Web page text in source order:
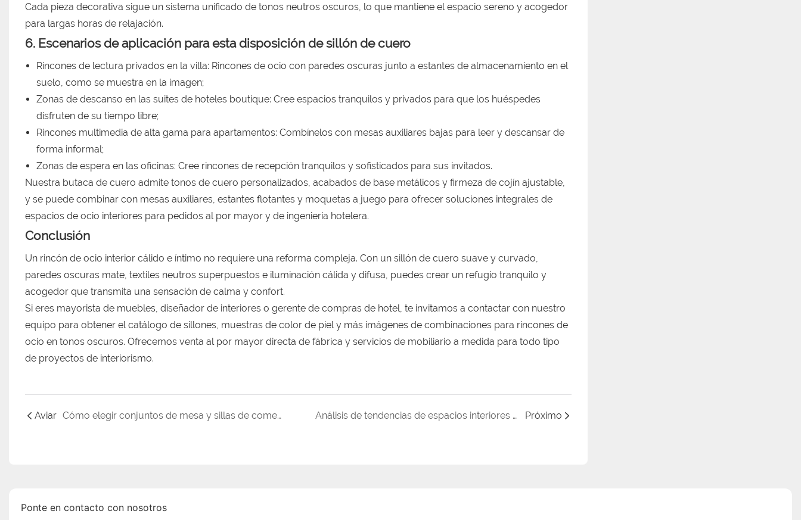
Cada pieza decorativa sigue un sistema unificado de tonos neutros oscuros, lo que mantiene el espacio sereno y acogedor
para largas horas de relajación.
6. Escenarios de aplicación para esta disposición de sillón de cuero
Rincones de lectura privados en la villa: Rincones de ocio con paredes oscuras junto a estantes de almacenamiento en el
suelo, como se muestra en la imagen;
Zonas de descanso en las suites de hoteles boutique: Cree espacios tranquilos y privados para que los huéspedes
disfruten de su tiempo libre;
Rincones multimedia de alta gama para apartamentos: Combínelos con mesas auxiliares bajas para leer y descansar de
forma informal;
Zonas de espera en las oficinas: Cree rincones de recepción tranquilos y sofisticados para sus invitados.
Nuestra butaca de cuero admite tonos de cuero personalizados, acabados de base metálicos y firmeza de cojín ajustable,
y se puede combinar con mesas auxiliares, estantes flotantes y moquetas a juego para ofrecer soluciones integrales de
espacios de ocio interiores para pedidos al por mayor y de ingeniería hotelera.
Conclusión
Un rincón de ocio interior cálido e íntimo no requiere una reforma compleja. Con un sillón de cuero suave y curvado,
paredes oscuras mate, textiles neutros superpuestos e iluminación cálida y difusa, puedes crear un refugio tranquilo y
acogedor que transmita una sensación de calma y confort.
Si eres mayorista de muebles, diseñador de interiores o gerente de compras de hotel, te invitamos a contactar con nuestro
equipo para obtener el catálogo de sillones, muestras de color de piel y más imágenes de combinaciones para rincones de
ocio en tonos oscuros. Ofrecemos venta al por mayor directa de fábrica y servicios de mobiliario a medida para todo tipo
de proyectos de interiorismo.
Aviar Cómo elegir conjuntos de mesa y sillas de comedor a juego: una guía práctica de decoración de interiores. Análisis de tendencias de espacios interiores para 2026: Deje que los materiales naturales se integren armoniosamente con la vida urbana. Próximo
Ponte en contacto con nosotros